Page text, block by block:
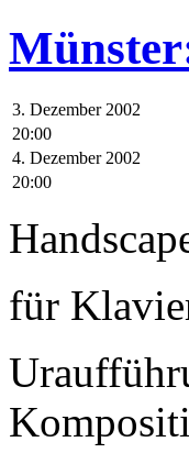
3. Dezember 2002
20:00
4. Dezember 2002
20:00
für